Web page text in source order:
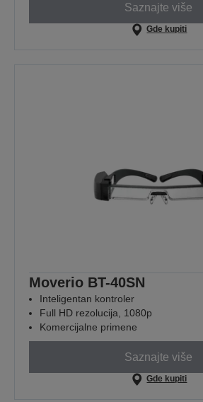
Saznajte više
Gde kupiti
Moverio BT-40SN
Inteligentan kontroler
Full HD rezolucija, 1080p
Komercijalne primene
Saznajte više
Gde kupiti